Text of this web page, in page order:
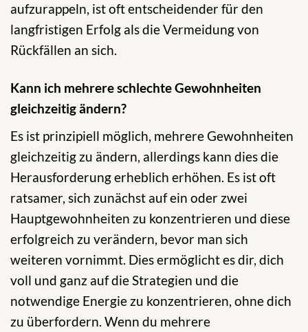
aufzurappeln, ist oft entscheidender für den
langfristigen Erfolg als die Vermeidung von
Rückfällen an sich.
Kann ich mehrere schlechte Gewohnheiten
gleichzeitig ändern?
Es ist prinzipiell möglich, mehrere Gewohnheiten
gleichzeitig zu ändern, allerdings kann dies die
Herausforderung erheblich erhöhen. Es ist oft
ratsamer, sich zunächst auf ein oder zwei
Hauptgewohnheiten zu konzentrieren und diese
erfolgreich zu verändern, bevor man sich
weiteren vornimmt. Dies ermöglicht es dir, dich
voll und ganz auf die Strategien und die
notwendige Energie zu konzentrieren, ohne dich
zu überfordern. Wenn du mehrere